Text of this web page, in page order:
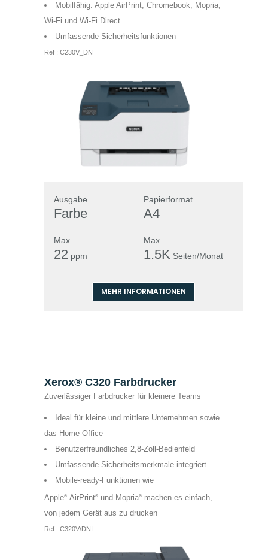
Mobilfähig: Apple AirPrint, Chromebook, Mopria,
Wi-Fi und Wi-Fi Direct
Umfassende Sicherheitsfunktionen
Ref : C230V_DN
Ausgabe
Farbe
Papierformat
A4
Max.
22 ppm
Max.
1.5K Seiten/Monat
MEHR INFORMATIONEN
Xerox® C320 Farbdrucker
Zuverlässiger Farbdrucker für kleinere Teams
Ideal für kleine und mittlere Unternehmen sowie
das Home-Office
Benutzerfreundliches 2,8-Zoll-Bedienfeld
Umfassende Sicherheitsmerkmale integriert
Mobile-ready-Funktionen wie
Apple® AirPrint® und Mopria®
machen es einfach,
von jedem Gerät aus zu drucken
Ref : C320V/DNI